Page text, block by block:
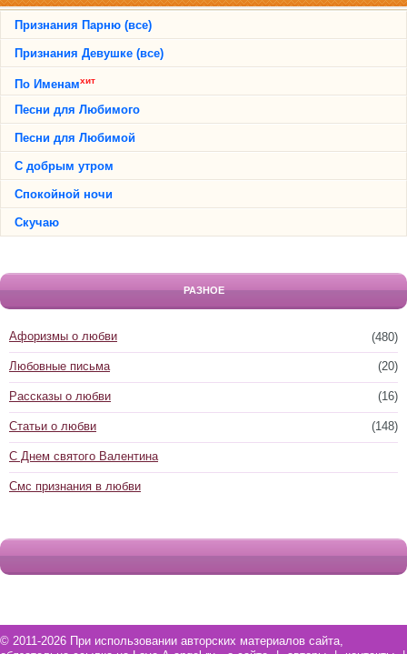
Признания Парню (все)
Признания Девушке (все)
По Именамхит
Песни для Любимого
Песни для Любимой
С добрым утром
Спокойной ночи
Скучаю
РАЗНОЕ
(480)
Афоризмы о любви
(20)
Любовные письма
(16)
Рассказы о любви
(148)
Статьи о любви
С Днем святого Валентина
Смс признания в любви
© 2011-2026 При использовании авторских материалов сайта,